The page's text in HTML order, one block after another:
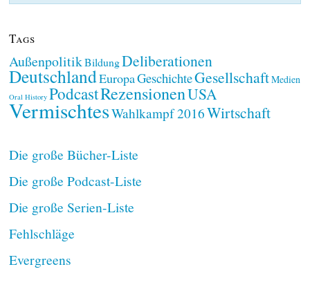
Tags
AußenpolitikBildungDeliberationen
DeutschlandEuropaGeschichteGesellschaftMedien
Oral History PodcastRezensionenUSA
VermischtesWahlkampf 2016Wirtschaft
Die große Bücher-Liste
Die große Podcast-Liste
Die große Serien-Liste
Fehlschläge
Evergreens